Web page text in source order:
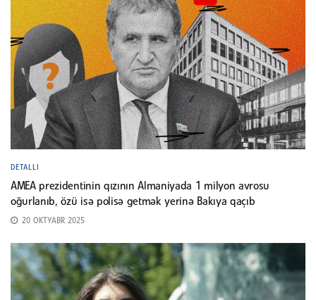
DETALLI
AMEA prezidentinin qızının Almaniyada 1 milyon avrosu
oğurlanıb, özü isə polisə getmək yerinə Bakıya qaçıb
20 OKTYABR 2025